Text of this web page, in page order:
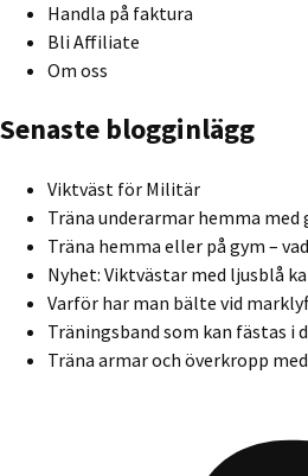
Handla på faktura
Bli Affiliate
Om oss
Senaste blogginlägg
Viktväst för Militär
Träna underarmar hemma med
Träna hemma eller på gym –
Nyhet: Viktvästar med ljusblå
Varför har man bälte vid
Träningsband som kan fästas i
Träna armar och överkropp